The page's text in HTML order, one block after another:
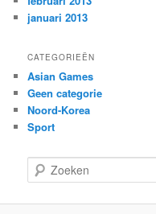
januari 2013
CATEGORIEËN
Asian Games
Geen categorie
Noord-Korea
Sport
o